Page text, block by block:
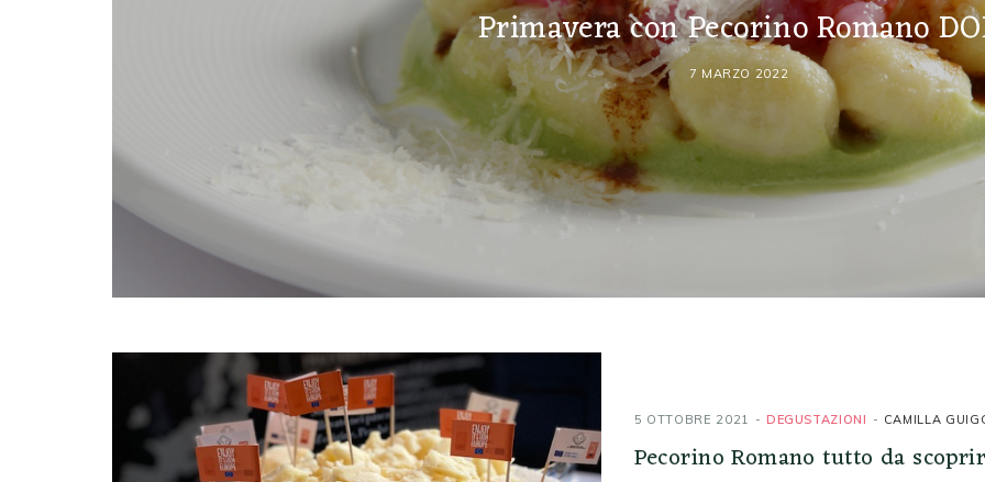
Primavera con Pecorino Romano
7 MARZO 2022
5 OTTOBRE 2021 DEGUSTAZIONI CAMILLA
Pecorino Romano tutto da